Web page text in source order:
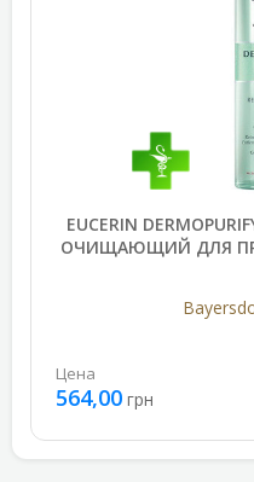
EUCERIN
ОЧИЩАЮЩИЙ ДЛЯ
Цена
564,00 грн